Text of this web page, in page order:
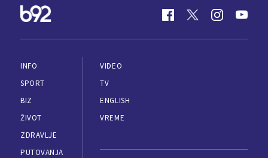
INFO
SPORT
BIZ
ŽIVOT
ZDRAVLJE
PUTOVANJA
VIDEO
TV
ENGLISH
VREME